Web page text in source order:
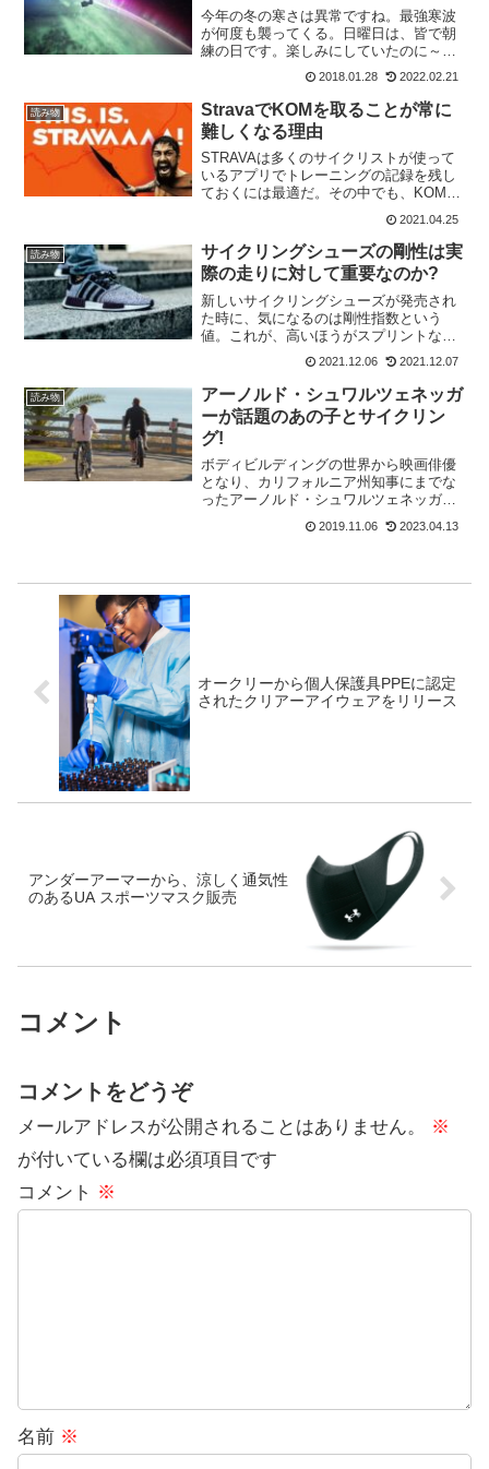
今年の冬の寒さは異常ですね。最強寒波
が何度も襲ってくる。日曜日は、皆で朝
練の日です。楽しみにしていたのに～。
またまた朝から雪が降ってきて、走れな
くなりました(涙)ああ、寒い。では、この
冬の異常な寒さの原因は何なのか調べて
みました。すると、ラ...
2018.01.28 2022.02.21
読み物
StravaでKOMを取ることが常に
難しくなる理由
STRAVAは多くのサイクリストが使って
いるアプリでトレーニングの記録を残し
ておくには最適だ。その中でも、KOMを
目指すユーザーには、とても励みになる
リーダーボードを提供してくれている。
無料ユーザーには、トップ10の表示しか
出来なくなったの...
2021.04.25
読み物
サイクリングシューズの剛性は実
際の走りに対して重要なのか?
新しいサイクリングシューズが発売され
た時に、気になるのは剛性指数という
値。これが、高いほうがスプリントなど
に有利だと思うのは皆さんも一緒でしょ
う。しかし、コロラド大学機械工学科の
新しい研究では、必ずしもそうではない
ことが示唆されている。研究...
2021.12.06 2021.12.07
読み物
アーノルド・シュワルツェネッガ
ーが話題のあの子とサイクリン
グ!
ボディビルディングの世界から映画俳優
となり、カリフォルニア州知事にまでな
ったアーノルド・シュワルツェネッガ
ー。シュワちゃんのサイクリング好きは
有名で、スキーに行きたいために膝の保
2019.11.06 2023.04.13
オークリーから個人保護具PPEに認定
されたクリアーアイウェアをリリース
アンダーアーマーから、涼しく通気性
のあるUA スポーツマスク販売
コメント
コメントをどうぞ
メールアドレスが公開されることはありません。
※
が付いている欄は必須項目です
コメント ※
名前 ※